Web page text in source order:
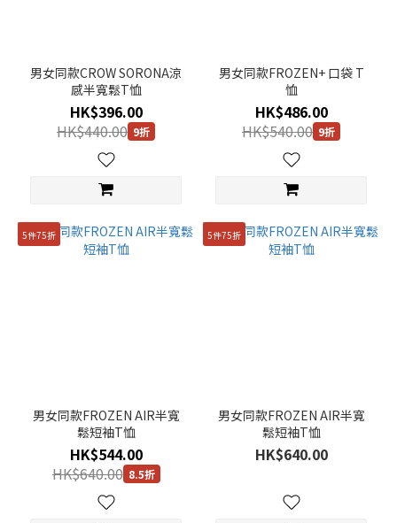
男女同款CROW SORONA涼
感半寬鬆T恤
HK$396.00
HK$440.00 9折
男女同款FROZEN+ 口袋 T
恤
HK$486.00
HK$540.00 9折
5件75折
男女同款FROZEN AIR半寬
鬆短袖T恤
HK$544.00
HK$640.00 8.5折
5件75折
男女同款FROZEN AIR半寬
鬆短袖T恤
HK$640.00